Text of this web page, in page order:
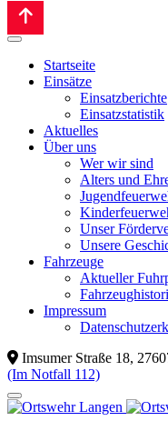
Startseite
Einsätze
Einsatzberichte
Einsatzstatistik
Aktuelles
Über uns
Wer wir sind
Alters und
Unser
Unsere
Fahrzeuge
Aktueller
Impressum
Imsumer Straße 18,
(Im Notfall 112)